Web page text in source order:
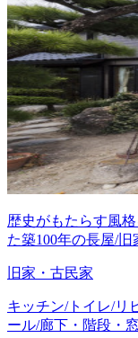
歴史がもたらす風
た築100年の長屋/
旧家・古民家
キッチン/トイレ/リ
ール/廊下・階段・窓